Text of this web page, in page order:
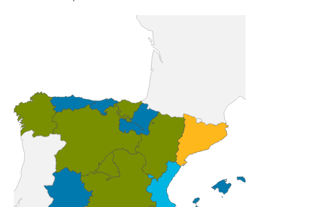
Demanda por comunidad autónoma